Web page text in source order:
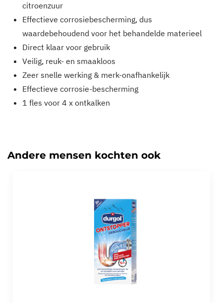
citroenzuur
Effectieve corrosiebescherming, dus
waardebehoudend voor het behandelde materieel
Direct klaar voor gebruik
Veilig, reuk- en smaakloos
Zeer snelle werking & merk-onafhankelijk
Effectieve corrosie-bescherming
1 fles voor 4 x ontkalken